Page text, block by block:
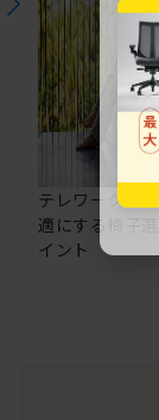
テレワークの
適にする椅子選
イント